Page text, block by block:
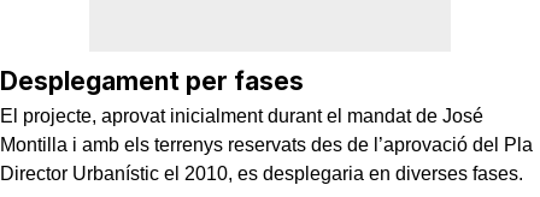
Desplegament per fases
El projecte, aprovat inicialment durant el mandat de José
Montilla i amb els terrenys reservats des de l’aprovació del Pla
Director Urbanístic el 2010, es desplegaria en diverses fases.